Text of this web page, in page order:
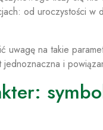
od uroczystości
uwagę na takie
i